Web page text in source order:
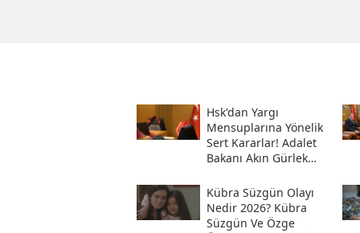
Hsk'dan Yargı
Mensuplarına Yönelik
Sert Kararlar! Adalet
Bakanı Akın Gürlek
Hesabından Açıkladı
Kübra Süzgün Olayı
Nedir 2026? Kübra
Süzgün Ve Özge